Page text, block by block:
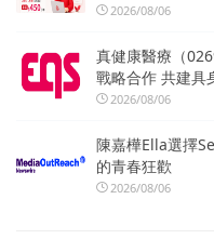
2026/08/06
真健康醫療（
戰略合作 共建具
2026/08/06
陳嘉樺Ella選擇
的青春狂歡
2026/08/06